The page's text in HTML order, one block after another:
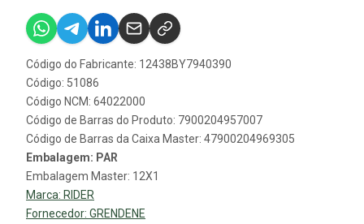
Código do Fabricante: 12438BY7940390
Código: 51086
Código NCM: 64022000
Código de Barras do Produto: 7900204957007
Código de Barras da Caixa Master: 47900204969305
Embalagem: PAR
Embalagem Master: 12X1
Marca: RIDER
Fornecedor: GRENDENE